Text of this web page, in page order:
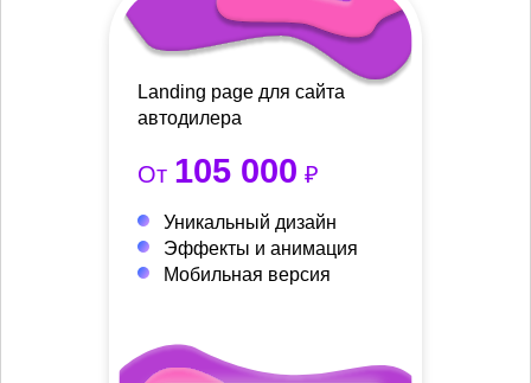
Landing page для сайта
автодилера
От 105 000 ₽
Уникальный дизайн
Эффекты и анимация
Мобильная версия